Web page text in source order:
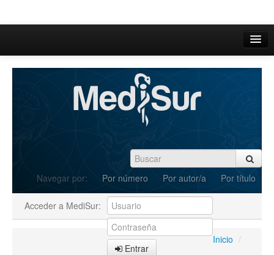
Inicio
Actual
Archivos
Navegar por: Por número Por autor/a Por título
Acceder a MediSur:
Entrar
Inicio /